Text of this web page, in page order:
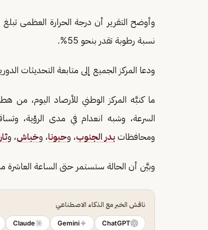
نسبة رطوبة تقدر بنحو 55%.
ودعا المركز الجميع إلى متابعة التحديثات
ما كنبَّه المركز الوطني للأرصاد اليوم،
السرعة، وشبه انعدام في مدى الرؤية،
ومحافظات بدر الجنوب، وحبونا، وخباش، وثار
وبيَّن أن الحالة ستستمر حتى الساعة العاشرة
ناقش الخبر مع الذكاء الاصطناعي
ChatGPT
Gemini
Claude